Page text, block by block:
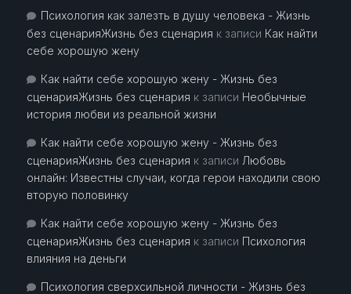
Психология как залезть в душу человека - Жизнь
без сценарияЖизнь без сценария к записи Как найти
себе хорошую жену
Как найти себе хорошую жену - Жизнь без
сценарияЖизнь без сценария к записи Необычные
история любви из реальной жизни
Как найти себе хорошую жену - Жизнь без
сценарияЖизнь без сценария к записи Любовь
онлайн: Известны случаи, когда герои находили свою
вторую половинку
Как найти себе хорошую жену - Жизнь без
сценарияЖизнь без сценария к записи Психология
влияния на деньги
Психология сверхсильной личности - Жизнь без